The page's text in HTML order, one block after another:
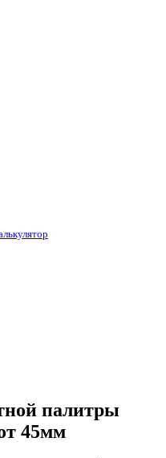
палитры
45мм